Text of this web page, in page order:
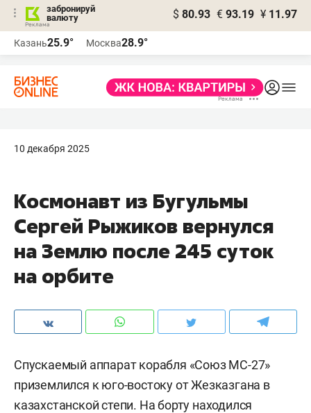
забронируй
валюту
$ 80.93 € 93.19 ¥ 11.97
Казань25.9° Москва28.9°
10 декабря 2025
Космонавт из Бугульмы
Сергей Рыжиков вернулся
на Землю после 245 суток
на орбите
Спускаемый аппарат корабля «Союз МС-27»
приземлился к юго-востоку от Жезказгана в
казахстанской степи. На борту находился